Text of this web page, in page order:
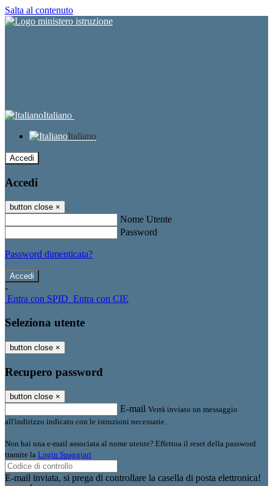
Salta al contenuto
Italiano
Italiano
Accedi
Accedi
button close ×
Nome Utente
Password
Password dimenticata?
-
Entra con SPID Entra con CIE
Seleziona utente
button close ×
Recupero password
button close ×
E-mail Verrà inviato un messaggio
all'indirizzo indicato con le istruzioni necessarie.
Non hai una e-mail associata al nome utente? Effettua il reset della password
tramite la Login Spaggiari
E-mail inviata, si prega di controllare la casella di posta elettronica!